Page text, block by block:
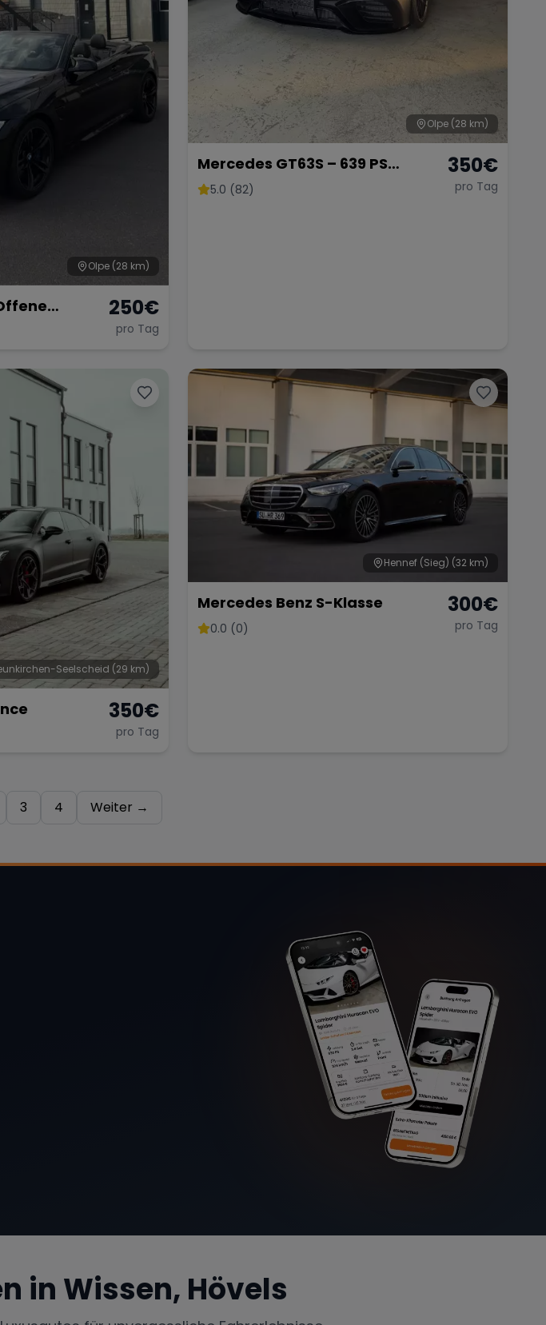
Olpe (28 km)
250€
pro Tag
Olpe (28 km)
Mercedes GT63S – 639 PS
Luxussportwagen
5.0 (82)
350€
pro Tag
Seelscheid (29 km)
350€
pro Tag
Hennef (Sieg) (32 km)
Mercedes Benz S-Klasse
0.0 (0)
300€
pro Tag
3 4 Weiter →
in Wissen, Hövels